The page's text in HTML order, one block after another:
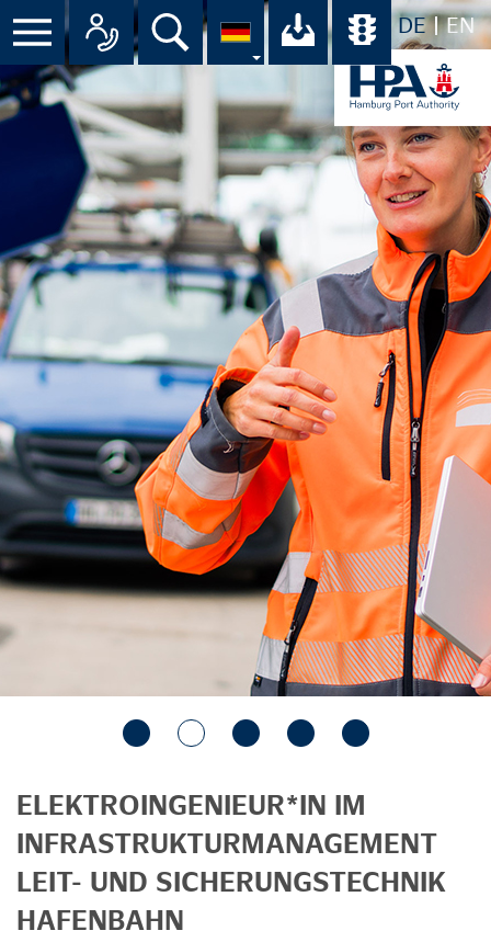
DE EN
Suche Ihr Download-
ELEKTROINGENIEUR*IN IM
INFRASTRUKTURMANAGEMENT
LEIT- UND SICHERUNGSTECHNIK
HAFENBAHN